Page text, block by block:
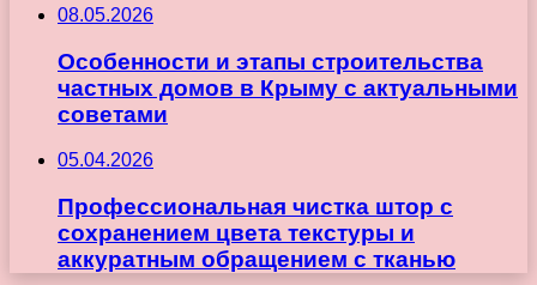
08.05.2026
Особенности и этапы строительства
частных домов в Крыму с актуальными
советами
05.04.2026
Профессиональная чистка штор с
сохранением цвета текстуры и
аккуратным обращением с тканью